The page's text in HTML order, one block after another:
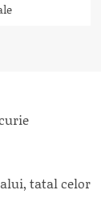
tatal celor